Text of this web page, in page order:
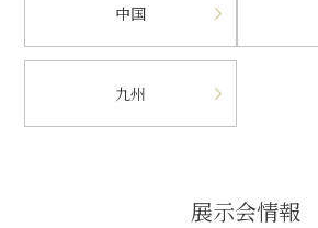
中国
九州
展示会情報